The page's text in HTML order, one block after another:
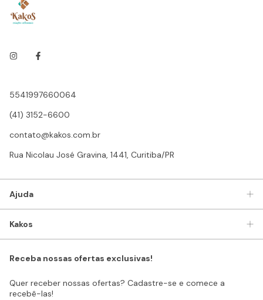
5541997660064
(41) 3152-6600
contato@kakos.com.br
Rua Nicolau José Gravina, 1441, Curitiba/PR
Ajuda
Kakos
Receba nossas ofertas exclusivas!
Quer receber nossas ofertas? Cadastre-se e comece a
recebê-las!